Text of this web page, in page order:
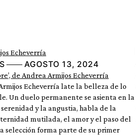
AGOSTO 13, 2024
de Andrea Armijos Echeverría
Echeverría late la belleza de lo
Un duelo permanente se asienta en la
y la angustia, habla de la
mutilada, el amor y el paso del
selección forma parte de su primer